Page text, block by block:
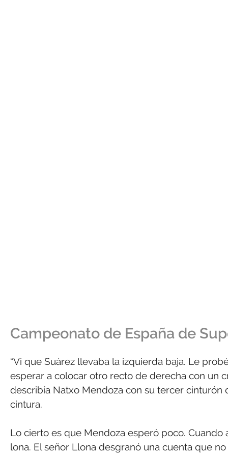
Campeonato de España de
“Vi que Suárez llevaba la izquierda baja. Le
esperar a colocar otro recto de derecha con un
describía Natxo Mendoza con su tercer
cintura.
Lo cierto es que Mendoza esperó poco.
lona. El señor Llona desgranó una cuenta que